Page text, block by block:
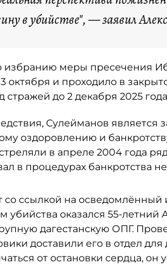
в убийстве", — заявил
избранию меры пресечения
октября и проходило в
стражей до 2 декабря 2025
Сулейманов является
оздоровлению и
в апреле 2004 года
в процедурах банкротства
со ссылкой на
убийства оказался 55-
дагестанскую ОПГ.
доставили его в отдел
от остановки сердца,